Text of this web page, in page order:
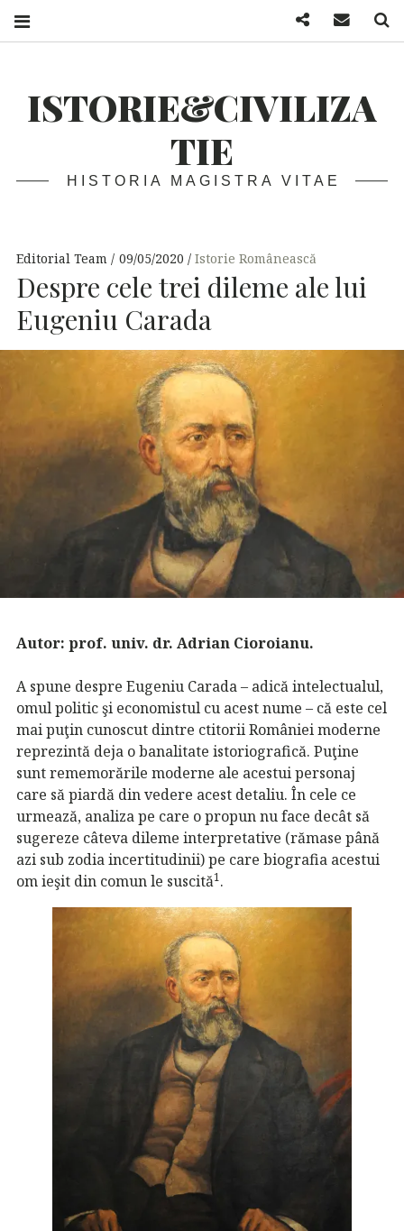
ISTORIE&CIVILIZA
TIE
HISTORIA MAGISTRA VITAE
Editorial Team 09/05/2020 Istorie Românească
Despre cele trei dileme ale lui
Eugeniu Carada
Autor: prof. univ. dr. Adrian Cioroianu.
A spune despre Eugeniu Carada – adică intelectualul,
omul politic şi economistul cu acest nume – că este cel
mai puţin cunoscut dintre ctitorii României moderne
reprezintă deja o banalitate istoriografică. Puţine
sunt rememorările moderne ale acestui personaj
care să piardă din vedere acest detaliu. În cele ce
urmează, analiza pe care o propun nu face decât să
sugereze câteva dileme interpretative (rămase până
azi sub zodia incertitudinii) pe care biografia acestui
om ieşit din comun le suscită1 .
FacebookMail